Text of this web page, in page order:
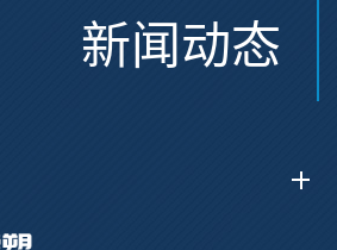
新闻动态